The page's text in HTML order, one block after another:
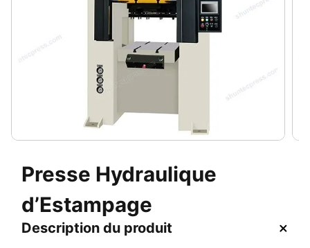
Presse Hydraulique
d’Estampage
Description du produit